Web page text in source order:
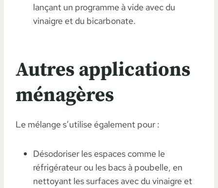
lançant un programme à vide avec du
vinaigre et du bicarbonate.
Autres applications
ménagères
Le mélange s’utilise également pour :
Désodoriser les espaces comme le
réfrigérateur ou les bacs à poubelle, en
nettoyant les surfaces avec du vinaigre et